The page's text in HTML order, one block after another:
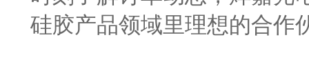
硅胶产品领域里理想的合作